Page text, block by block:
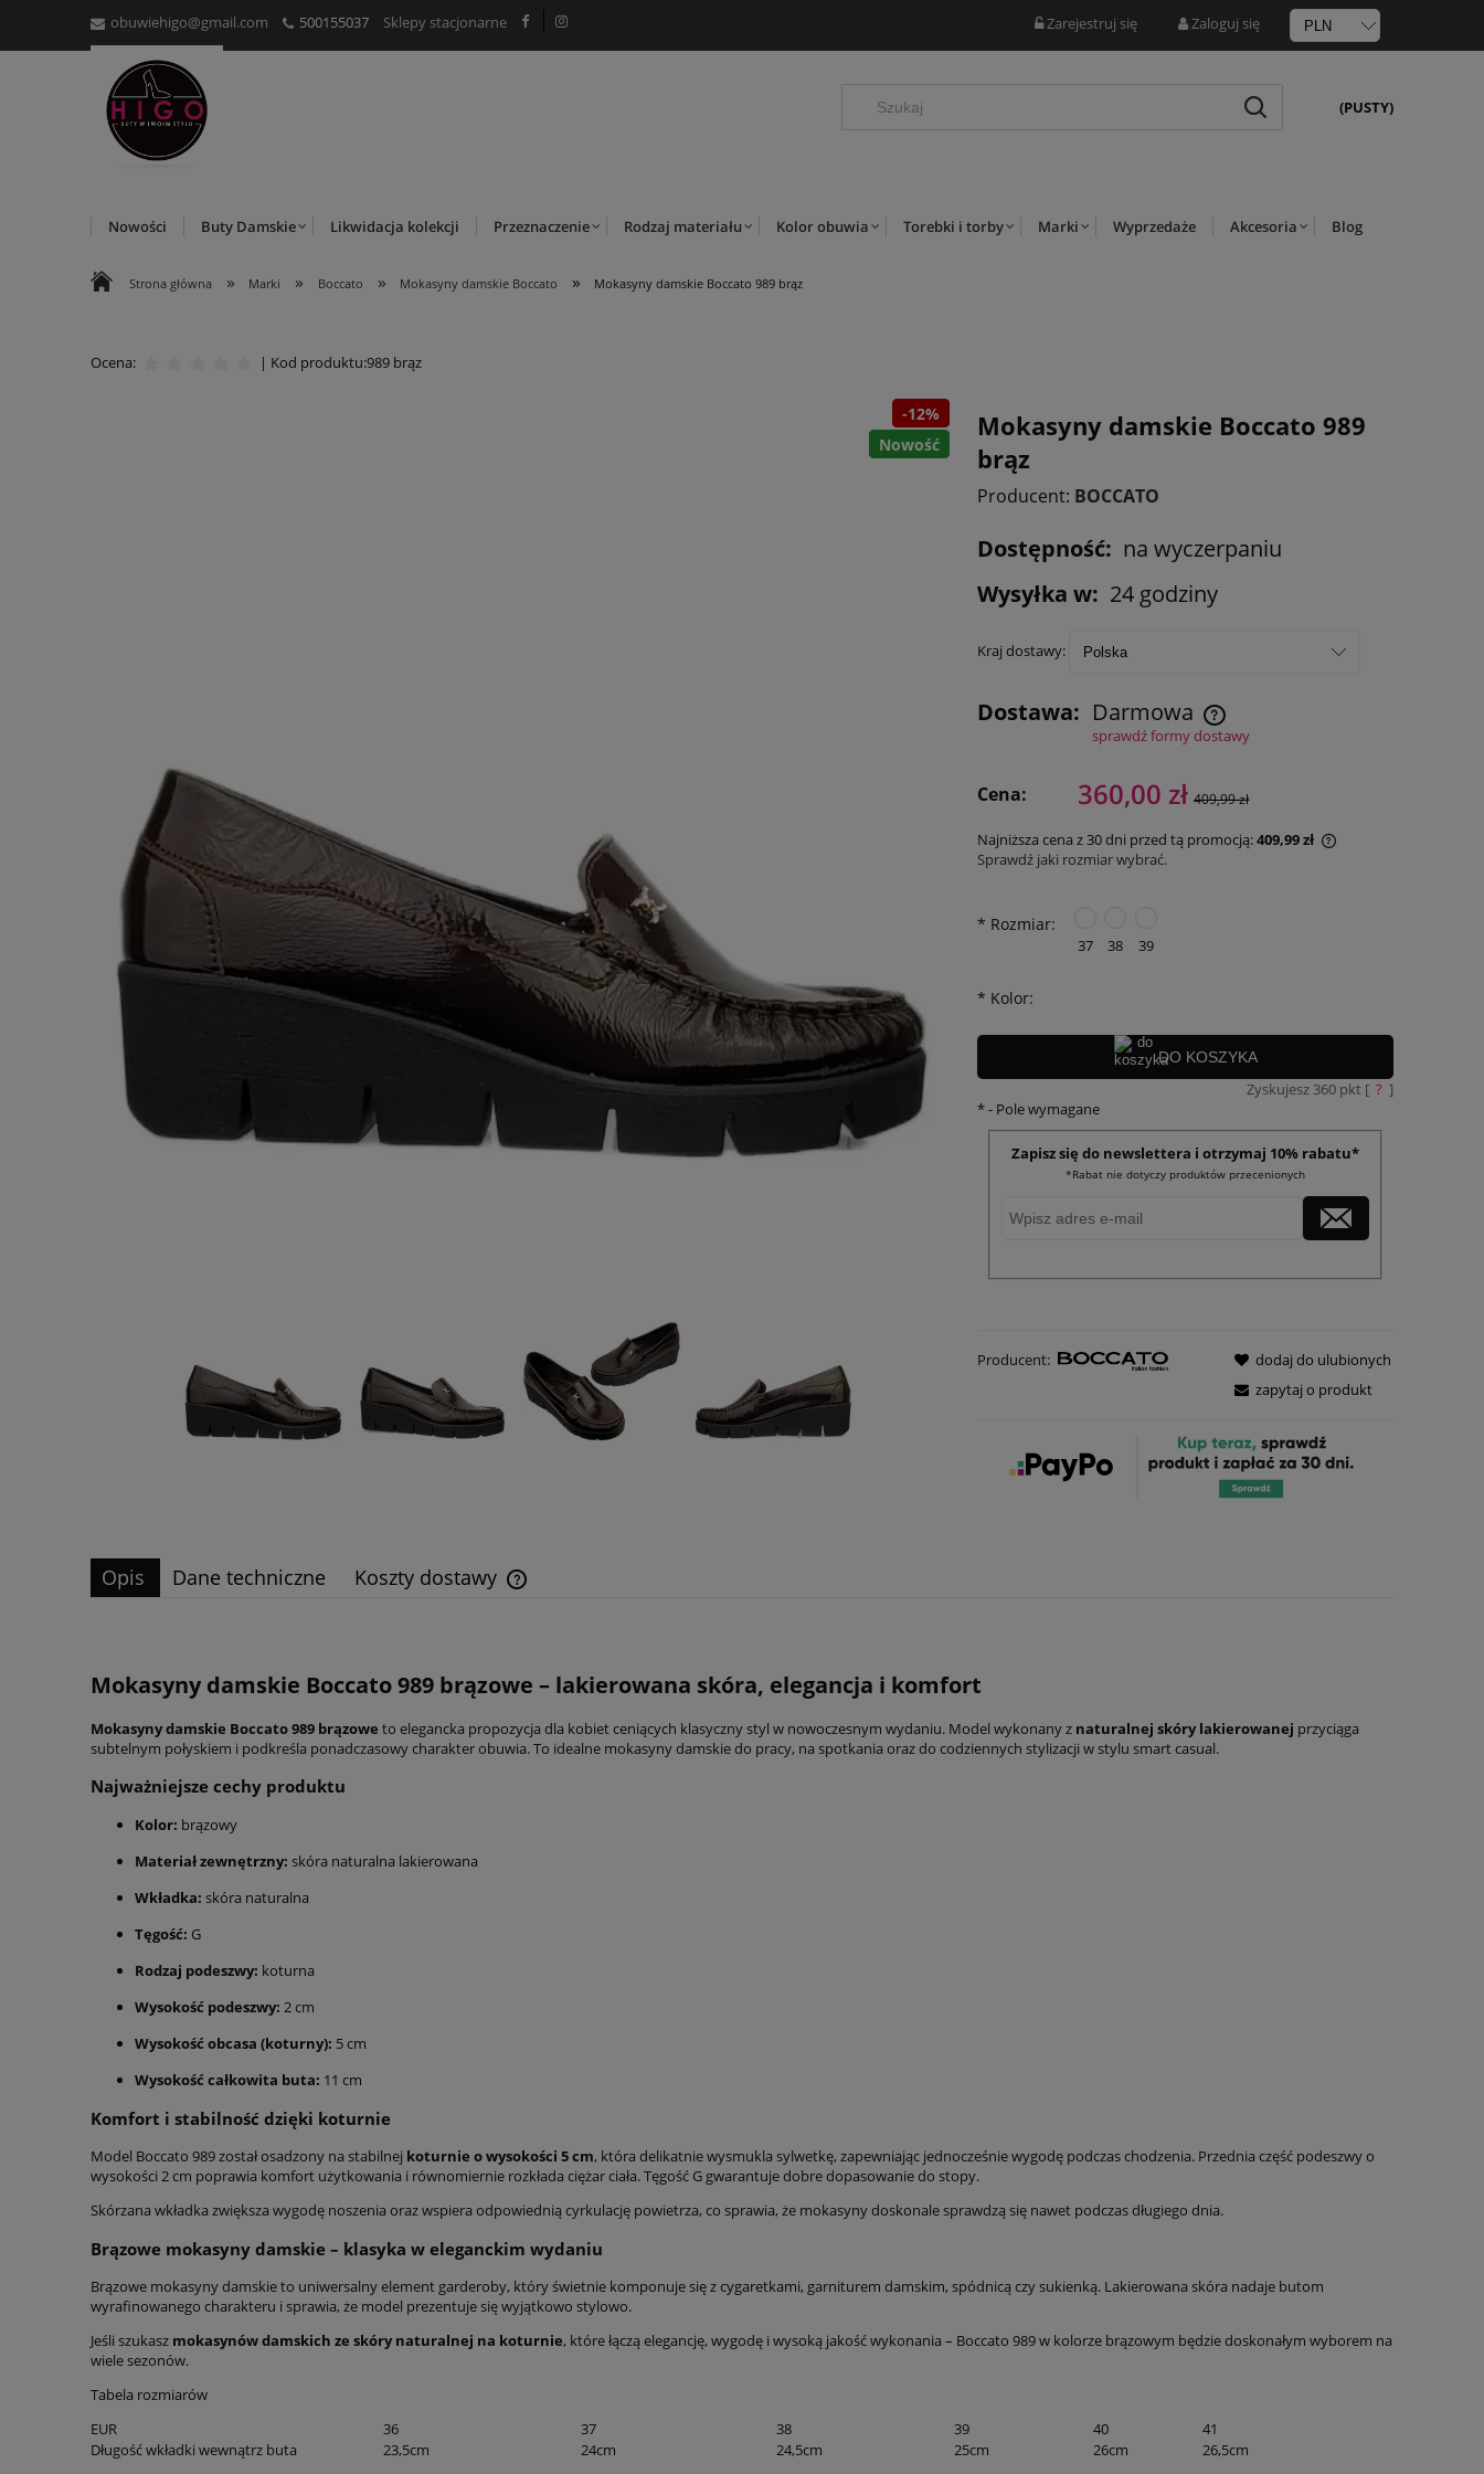
obuwiehigo@gmail.com 500155037 Sklepy stacjonarne Zarejestruj się Zaloguj się
(PUSTY)
Nowości Buty Damskie Likwidacja kolekcji Przeznaczenie Rodzaj materiału Kolor obuwia Torebki i torby Marki Wyprzedaże Akcesoria Blog
Strona główna » Marki » Boccato » Mokasyny damskie Boccato » Mokasyny damskie Boccato 989 brąz
Ocena: | Kod produktu:989 brąz
-12%
Nowość
Mokasyny damskie Boccato 989
brąz
Producent: BOCCATO
Dostępność: na wyczerpaniu
Wysyłka w: 24 godziny
Kraj dostawy:
Dostawa: Darmowa
sprawdź formy dostawy
Cena: 360,00 zł 409,99 zł
Najniższa cena z 30 dni przed tą promocją:409,99 zł
Sprawdź jaki rozmiar wybrać.
* Rozmiar:
37 38 39
* Kolor:
DO KOSZYKA
Zyskujesz 360pkt [ ? ]
*- Pole wymagane
Zapisz się do newslettera i otrzymaj 10% rabatu*
*Rabat nie dotyczy produktów przecenionych
Producent:
dodaj do ulubionych
zapytaj o produkt
Opis Dane techniczne Koszty dostawy
Mokasyny damskie Boccato 989 brązowe – lakierowana skóra, elegancja i komfort
Mokasyny damskie Boccato 989 brązowe to elegancka propozycja dla kobiet ceniących klasyczny styl w nowoczesnym wydaniu. Model wykonany z naturalnej skóry lakierowanej przyciąga
subtelnym połyskiem i podkreśla ponadczasowy charakter obuwia. To idealne mokasyny damskie do pracy, na spotkania oraz do codziennych stylizacji w stylu smart casual.
Najważniejsze cechy produktu
Kolor: brązowy
Materiał zewnętrzny: skóra naturalna lakierowana
Wkładka: skóra naturalna
Tęgość: G
Rodzaj podeszwy: koturna
Wysokość podeszwy: 2 cm
Wysokość obcasa (koturny): 5 cm
Wysokość całkowita buta: 11 cm
Komfort i stabilność dzięki koturnie
Model Boccato 989 został osadzony na stabilnej koturnie o wysokości 5 cm, która delikatnie wysmukla sylwetkę, zapewniając jednocześnie wygodę podczas chodzenia. Przednia część podeszwy o
wysokości 2 cm poprawia komfort użytkowania i równomiernie rozkłada ciężar ciała. Tęgość G gwarantuje dobre dopasowanie do stopy.
Skórzana wkładka zwiększa wygodę noszenia oraz wspiera odpowiednią cyrkulację powietrza, co sprawia, że mokasyny doskonale sprawdzą się nawet podczas długiego dnia.
Brązowe mokasyny damskie – klasyka w eleganckim wydaniu
Brązowe mokasyny damskie to uniwersalny element garderoby, który świetnie komponuje się z cygaretkami, garniturem damskim, spódnicą czy sukienką. Lakierowana skóra nadaje butom
wyrafinowanego charakteru i sprawia, że model prezentuje się wyjątkowo stylowo.
Jeśli szukasz mokasynów damskich ze skóry naturalnej na koturnie, które łączą elegancję, wygodę i wysoką jakość wykonania – Boccato 989 w kolorze brązowym będzie doskonałym wyborem na
wiele sezonów.
Tabela rozmiarów
EUR
36 37 38 39 40
41
Długość wkładki wewnątrz buta
23,5cm 24cm 24,5cm 25cm 26cm 26,5cm